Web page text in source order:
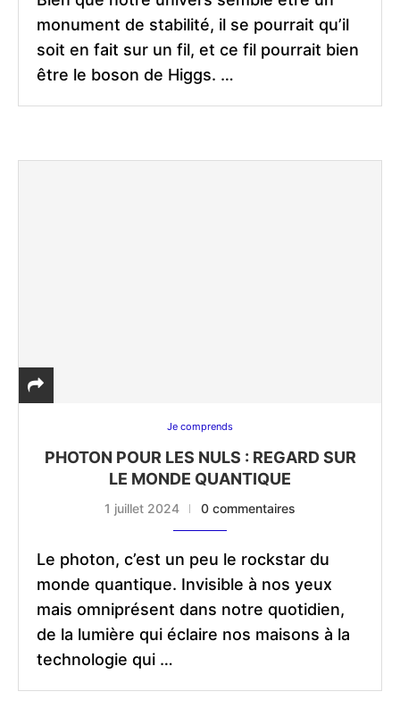
monument de stabilité, il se pourrait qu’il
soit en fait sur un fil, et ce fil pourrait bien
être le boson de Higgs. …
Je comprends
PHOTON POUR LES NULS : REGARD SUR
LE MONDE QUANTIQUE
1 juillet 2024 0 commentaires
Le photon, c’est un peu le rockstar du
monde quantique. Invisible à nos yeux
mais omniprésent dans notre quotidien,
de la lumière qui éclaire nos maisons à la
technologie qui …